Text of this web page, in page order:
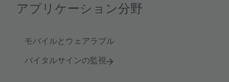
アプリケーション分野
モバイルとウェアラブル
バイタルサインの監視